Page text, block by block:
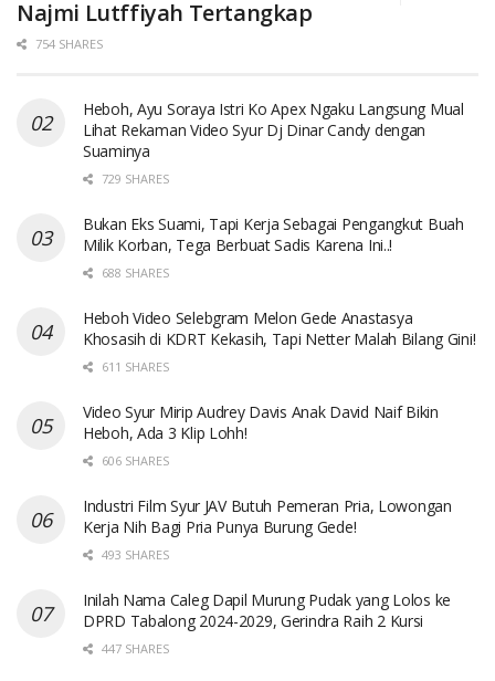
Najmi Lutffiyah Tertangkap
754 SHARES
Heboh, Ayu Soraya Istri Ko Apex Ngaku Langsung Mual
Lihat Rekaman Video Syur Dj Dinar Candy dengan
Suaminya
729 SHARES
Bukan Eks Suami, Tapi Kerja Sebagai Pengangkut Buah
Milik Korban, Tega Berbuat Sadis Karena Ini..!
688 SHARES
Heboh Video Selebgram Melon Gede Anastasya
Khosasih di KDRT Kekasih, Tapi Netter Malah Bilang Gini!
611 SHARES
Video Syur Mirip Audrey Davis Anak David Naif Bikin
Heboh, Ada 3 Klip Lohh!
606 SHARES
Industri Film Syur JAV Butuh Pemeran Pria, Lowongan
Kerja Nih Bagi Pria Punya Burung Gede!
493 SHARES
Inilah Nama Caleg Dapil Murung Pudak yang Lolos ke
DPRD Tabalong 2024-2029, Gerindra Raih 2 Kursi
447 SHARES